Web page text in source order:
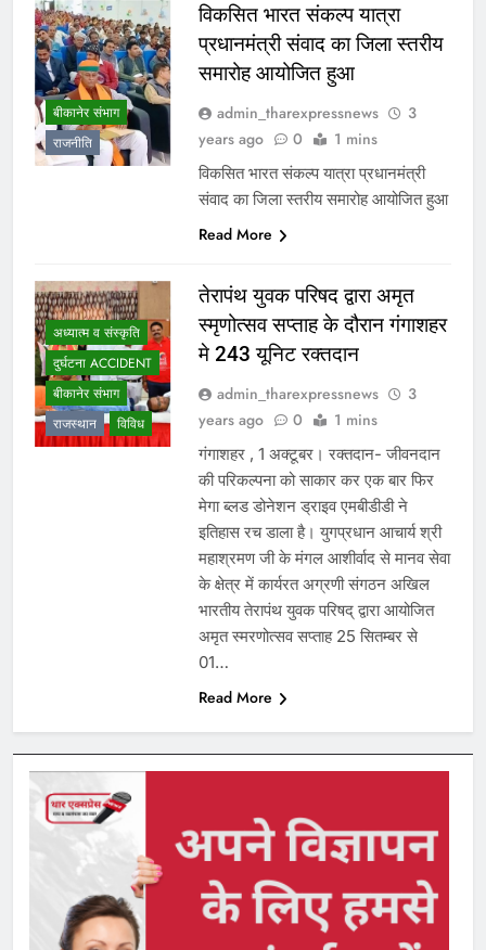
बीकानेर संभाग
राजनीति
विकसित भारत संकल्प यात्रा
प्रधानमंत्री संवाद का जिला स्तरीय
समारोह आयोजित हुआ
admin_tharexpressnews
3
years ago
0 1 mins
विकसित भारत संकल्प यात्रा प्रधानमंत्री
संवाद का जिला स्तरीय समारोह आयोजित हुआ
Read More
अध्यात्म व संस्कृति
दुर्घटना ACCIDENT
बीकानेर संभाग
राजस्थान
विविध
तेरापंथ युवक परिषद द्वारा अमृत
स्मृणोत्सव सप्ताह के दौरान गंगाशहर
मे 243 यूनिट रक्तदान
admin_tharexpressnews
3
years ago
0 1 mins
गंगाशहर , 1 अक्टूबर। रक्तदान- जीवनदान
की परिकल्पना को साकार कर एक बार फिर
मेगा ब्लड डोनेशन ड्राइव एमबीडीडी ने
इतिहास रच डाला है। युगप्रधान आचार्य श्री
महाश्रमण जी के मंगल आशीर्वाद से मानव सेवा
के क्षेत्र में कार्यरत अग्रणी संगठन अखिल
भारतीय तेरापंथ युवक परिषद् द्वारा आयोजित
अमृत स्मरणोत्सव सप्ताह 25 सितम्बर से
01…
Read More